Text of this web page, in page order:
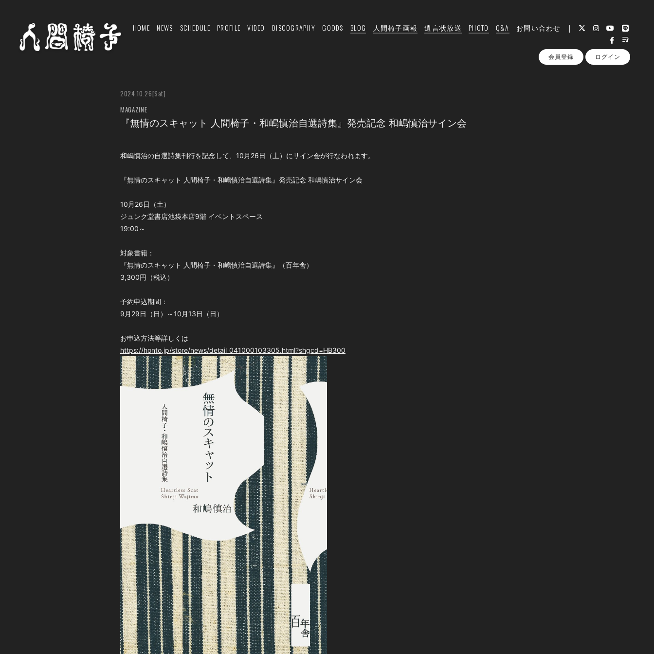
HOME NEWS SCHEDULE PROFILE VIDEO DISCOGRAPHY GOODS BLOG 人間椅子画報 遺言状放送 PHOTO Q&A お問い合わせ
会員登録 ログイン
2024.10.26[Sat]
MAGAZINE
『無情のスキャット 人間椅子・和嶋慎治自選詩集』発売記念 和嶋慎治サイン会
和嶋慎治の自選詩集刊行を記念して、10月26日（土）にサイン会が行なわれます。
『無情のスキャット 人間椅子・和嶋慎治自選詩集』発売記念 和嶋慎治サイン会
10月26日（土）
ジュンク堂書店池袋本店9階 イベントスペース
19:00～
対象書籍：
『無情のスキャット 人間椅子・和嶋慎治自選詩集』（百年舎）
3,300円（税込）
予約申込期間：
9月29日（日）～10月13日（日）
お申込方法等詳しくは
https://honto.jp/store/news/detail_041000103305.html?shgcd=HB300